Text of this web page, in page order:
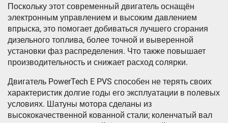
Поскольку этот современный двигатель оснащён
электронным управлением и высоким давлением
впрыска, это помогает добиваться лучшего сгорания
дизельного топлива, более точной и выверенной
установки фаз распределения. Что также повышает
производительность и снижает расход солярки.
Двигатель PowerTech E PVS способен не терять своих
характеристик долгие годы его эксплуатации в полевых
условиях. Шатуны мотора сделаны из
высококачественной кованной стали; коленчатый вал